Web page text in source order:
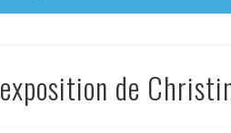
exposition de